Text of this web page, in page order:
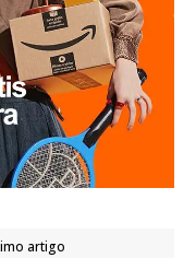
artigo